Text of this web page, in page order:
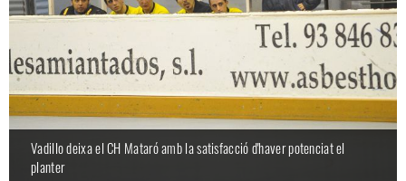
Vadillo deixa el CH Mataró amb la satisfacció d'haver potenciat el
planter